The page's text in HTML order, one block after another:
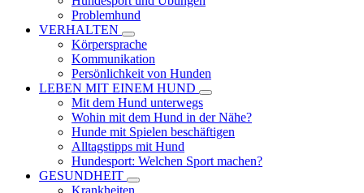
Problemhund
VERHALTEN
Körpersprache
Kommunikation
Persönlichkeit von Hunden
LEBEN MIT EINEM HUND
Mit dem Hund unterwegs
Wohin mit dem Hund in der Nähe?
Hunde mit Spielen beschäftigen
Alltagstipps mit Hund
Hundesport: Welchen Sport machen?
GESUNDHEIT
Krankheiten